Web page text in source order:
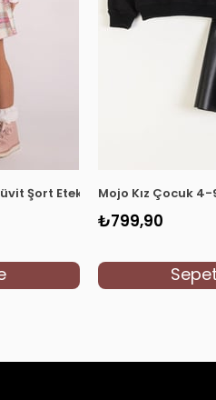
Şort Etek Takım 9814 Ekru
Mojo Kız Çocuk
₺799,90